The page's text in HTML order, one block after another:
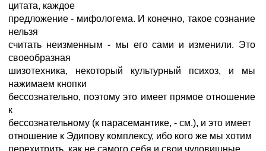
цитата, каждое
предложение - мифологема. И конечно, такое сознание
нельзя
считать неизменным - мы его сами и изменили. Это
своеобразная
шизотехника, некоторый культурный психоз, и мы
нажимаем кнопки
бессознательно, поэтому это имеет прямое отношение
к
бессознательному (к парасемантике, - см.), и это имеет
отношение к Эдипову комплексу, ибо кого же мы хотим
перехитрить, как не самого себя и свои чудовищные